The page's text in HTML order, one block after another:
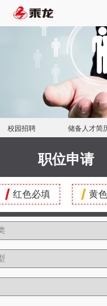
乘龙汽车
校园招聘 储备人才简
职位申请
红色必填 黄